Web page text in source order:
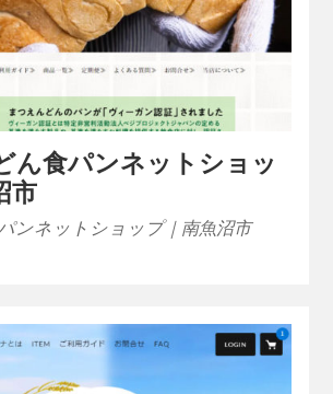
ん食パンネットショッ
市
ンネットショップ｜南魚沼市